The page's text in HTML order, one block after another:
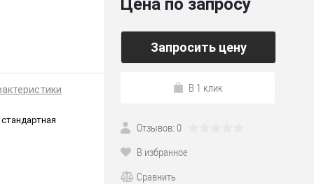
Цена по запросу
Запросить цену
В 1 клик
Отзывов: 0
В избранное
Сравнить